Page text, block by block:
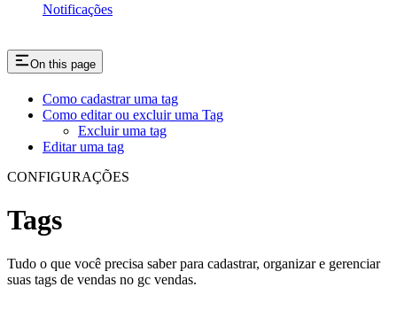
Notificações
On this page
Como cadastrar uma tag
Como editar ou excluir uma Tag
Excluir uma tag
Editar uma tag
CONFIGURAÇÕES
Tags
Tudo o que você precisa saber para cadastrar, organizar e gerenciar
suas tags de vendas no gc vendas.